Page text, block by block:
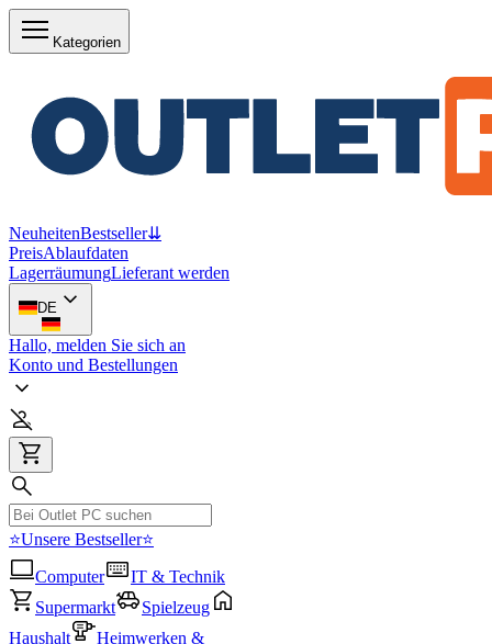
Kategorien
NeuheitenBestseller⇊
PreisAblaufdaten
LagerräumungLieferant werden
DE
Hallo, melden Sie sich an
Konto und Bestellungen
⭐Unsere Bestseller⭐
Computer
IT & Technik
Supermarkt
Spielzeug
Haushalt
Heimwerken &